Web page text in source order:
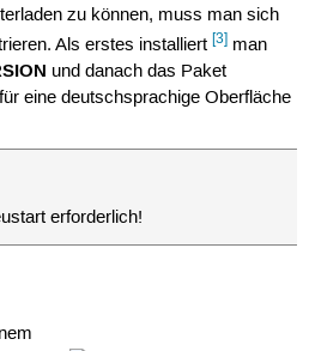
zu können, muss man sich
Als erstes installiert [3]man
und danach das Paket
für eine deutschsprachige Oberfläche
erforderlich!